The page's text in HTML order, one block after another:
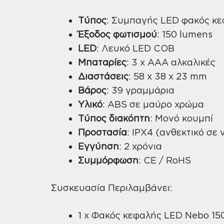
Τύπος: Συμπαγής LED φακός
Έξοδος φωτισμού: 150 lumens
LED: Λευκό LED COB
Μπαταρίες: 3 x AAA αλκαλικές
Διαστάσεις: 58 x 38 x 23 mm
Βάρος: 39 γραμμάρια
Υλικό: ABS σε μαύρο χρώμα
Τύπος διακόπτη: Μονό κουμπί
Προστασία: IPX4 (ανθεκτικό σε
Εγγύηση: 2 χρόνια
Συμμόρφωση: CE / RoHS
Συσκευασία Περιλαμβάνει:
1 x Φακός κεφαλής LED Nebo